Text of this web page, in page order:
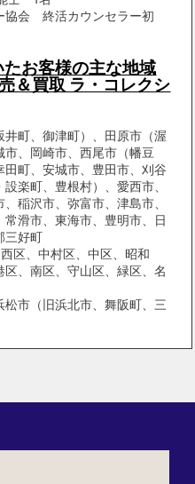
協会 終活カウンセラー初
お客様の主な地域
＆買取 ラ・コレクシ
井町、御津町）、田原市（渥
、岡崎市、西尾市（幡豆
町、安城市、豊田市、刈谷
楽町、豊根村）、愛西市、
稲沢市、弥富市、津島市、
滑市、東海市、豊明市、日
三好町
区、中村区、中区、昭和
、南区、守山区、緑区、名
松市（旧浜北市、舞阪町、三